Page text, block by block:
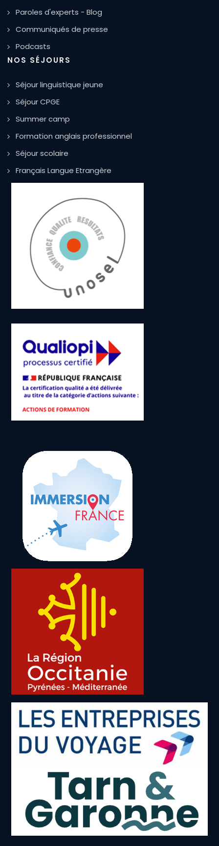
Paroles d'experts - Blog
Communiqués de presse
Podcasts
NOS SÉJOURS
Séjour linguistique jeune
Séjour CPGE
Summer camp
Formation anglais professionnel
Séjour scolaire
Français Langue Etrangère